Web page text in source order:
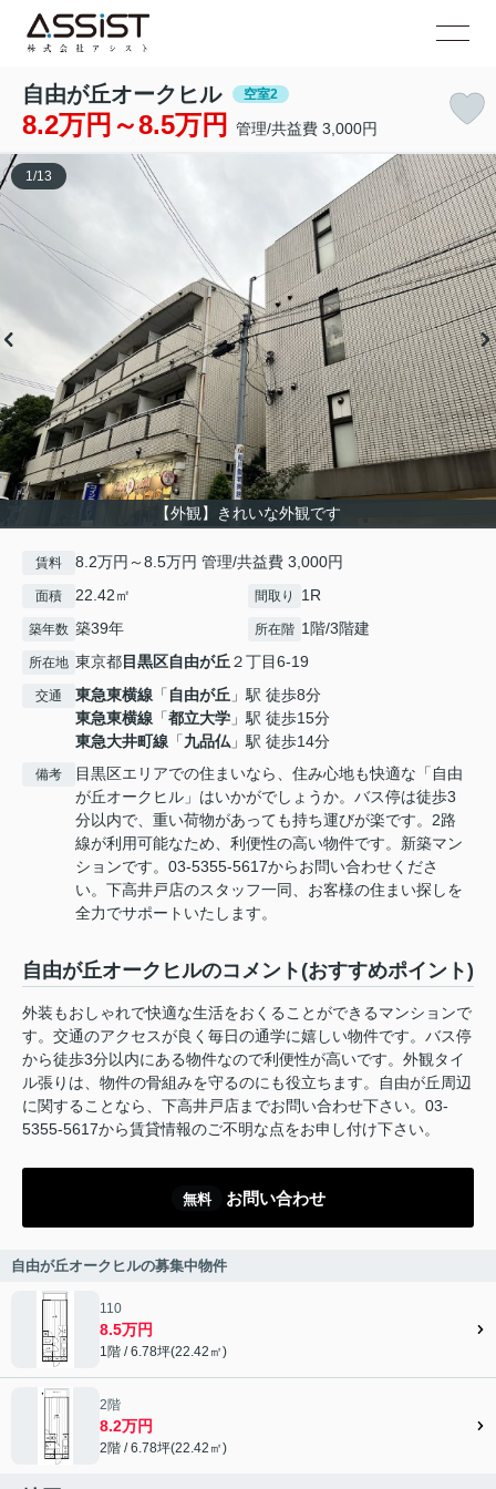
自由が丘オークヒル 空室2
8.2万円～8.5万円 管理/共益費 3,000円
【外観】きれいな外観です
1 /13
賃料 8.2万円～8.5万円 管理/共益費 3,000円
面積 22.42㎡ 間取り 1R
築年数 築39年 所在階 1階/3階建
所在地 東京都目黒区自由が丘 ２丁目6-19
交通 東急東横線 「 自由が丘 」駅 徒歩8分
東急東横線 「都立大学 」駅 徒歩15分
東急大井町線 「九品仏 」駅 徒歩14分
備考
目黒区エリアでの住まいなら、住み心地も快適な「自由
が丘オークヒル」はいかがでしょうか。バス停は徒歩3
分以内で、重い荷物があっても持ち運びが楽です。2路
線が利用可能なため、利便性の高い物件です。新築マン
ションです。03-5355-5617からお問い合わせくださ
い。下高井戸店のスタッフ一同、お客様の住まい探しを
全力でサポートいたします。
自由が丘オークヒルのコメント(おすすめポイント)
外装もおしゃれで快適な生活をおくることができるマンションで
す。交通のアクセスが良く毎日の通学に嬉しい物件です。バス停
から徒歩3分以内にある物件なので利便性が高いです。外観タイ
ル張りは、物件の骨組みを守るのにも役立ちます。自由が丘周辺
に関することなら、下高井戸店までお問い合わせ下さい。03-
5355-5617から賃貸情報のご不明な点をお申し付け下さい。
無料 お問い合わせ
自由が丘オークヒルの募集中物件
110
8.5万円
1階 / 6.78坪(22.42㎡)
2階
8.2万円
2階 / 6.78坪(22.42㎡)